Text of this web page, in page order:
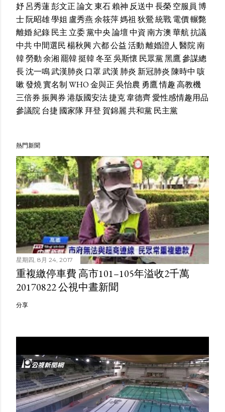
妤呂秀蓮彭文正論文東石賴神 反送中 長榮空服員 博
士阮昭雄學姐 盧秀燕余筱萍媽祖 狄鶯統戰電價輾斃
離婚紀錄民主 立委黨中央論壇中資南方澳華航抗議
中共中間選民楊秋興六都公益活動離婚證人 醫院南
韓勞動余湘罷韓挺韓冬至吳斯懷 民眾黨黑鷹參謀總
長沈一鳴武漢肺炎 口罩武漢 肺炎 新冠肺炎陳時中 咳
嗽發燒實名制WHO金與正吳怡農 勇鷹情趣高教機
三倍券振興券港版國安法捷克韋德齊愛性感情趣用品
參議院台捷 國家隊拜登賀錦麗共和黨民主黨
熱門新聞
星期四, 8月 24, 2017
重複繳停車費 高市101–105年溢收2千萬
20170822 公視中晝新聞
分享